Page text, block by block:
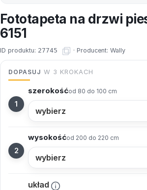
Fototapeta na drzwi
6151
ID produktu: 27745 · Producent: Wally
DOPASUJ W 3 KROKACH
szerokośćod 80 do 100 cm
wysokośćod 200 do 220 cm
układ